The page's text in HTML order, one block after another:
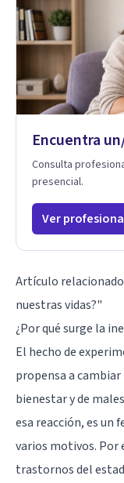
Encuentra
Consulta
presencial.
Ver
Artículo
nuestras vidas?"
¿Por qué surge la
El hecho de
propensa a
bienestar y de
esa reacción, es un
varios motivos. Por
trastornos del